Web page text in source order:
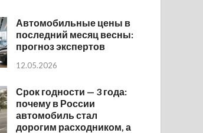
Автомобильные цены в
последний месяц весны:
прогноз экспертов
12.05.2026
Срок годности — 3 года:
почему в России
автомобиль стал
дорогим расходником, а